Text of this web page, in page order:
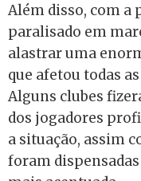
Além disso, com a
paralisado em
alastrar uma
que afetou todas
Alguns clubes
dos jogadores
a situação, assim
foram